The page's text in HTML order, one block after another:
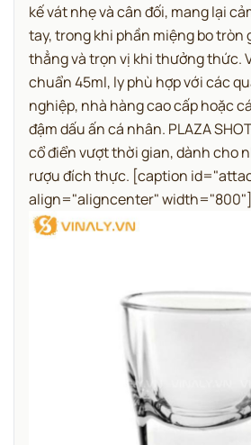
kế vát nhẹ và cân đối, mang lại
tay, trong khi phần miệng bo tròn
thẳng và trọn vị khi thưởng thức.
chuẩn 45ml, ly phù hợp với các
nghiệp, nhà hàng cao cấp hoặc
đậm dấu ấn cá nhân. PLAZA
cổ điển vượt thời gian, dành cho
rượu đích thực. [caption
align="aligncenter" width="800"]